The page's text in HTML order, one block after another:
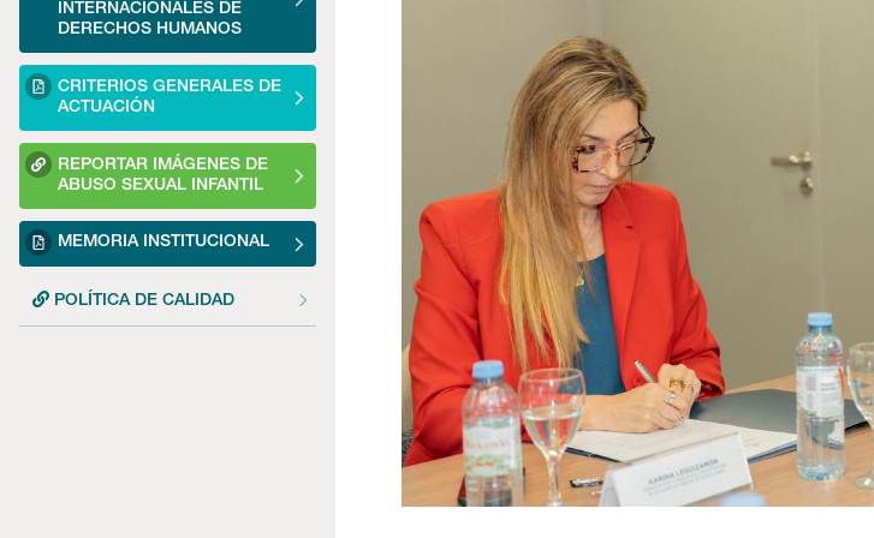
INTERNACIONALES DE
DERECHOS HUMANOS
CRITERIOS GENERALES DE
ACTUACIÓN
REPORTAR IMÁGENES DE
ABUSO SEXUAL INFANTIL
MEMORIA INSTITUCIONAL
POLÍTICA DE CALIDAD